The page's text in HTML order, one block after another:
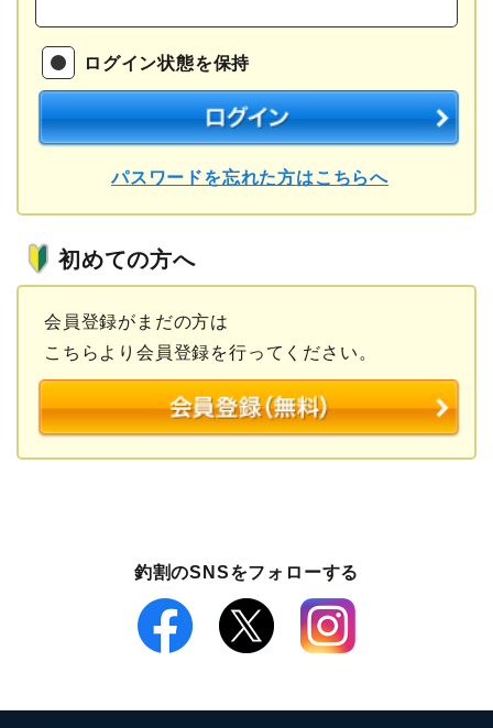
ログイン状態を保持
パスワードを忘れた方はこちらへ
初めての方へ
会員登録がまだの方は
こちらより会員登録を行ってください。
釣割のSNSをフォローする